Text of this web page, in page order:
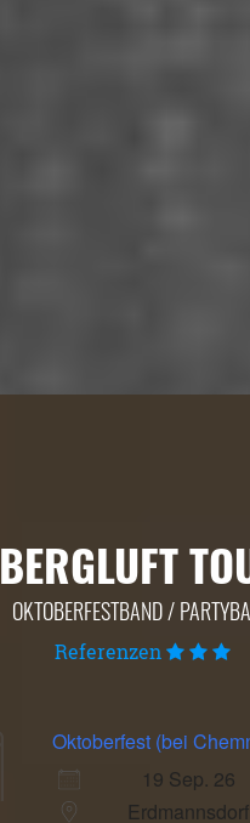
BERGLUFT
OKTOBERFESTBAND /
Referenzen
Oktoberfest (bei
19 Sep. 26
Erdmannsdorf